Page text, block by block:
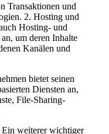
Transaktionen und
2. Hosting und
Hosting- und
um deren Inhalte
Kanälen und
bietet seinen
Diensten an,
File-Sharing-
weiterer wichtiger